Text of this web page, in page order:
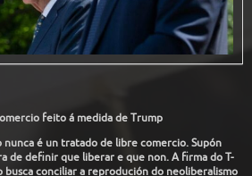
feito á medida de Trump
é un tratado de libre comercio. Supón
de definir que liberar e que non. A firma do T-
busca conciliar a reprodución do neoliberalismo